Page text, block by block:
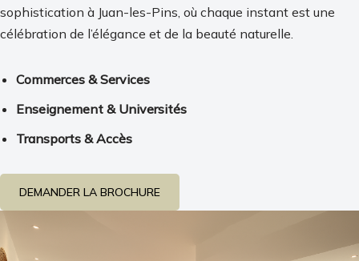
sophistication à Juan-les-Pins, où chaque instant est une
célébration de l’élégance et de la beauté naturelle.
Commerces & Services
Enseignement & Universités
Transports & Accès
DEMANDER LA BROCHURE